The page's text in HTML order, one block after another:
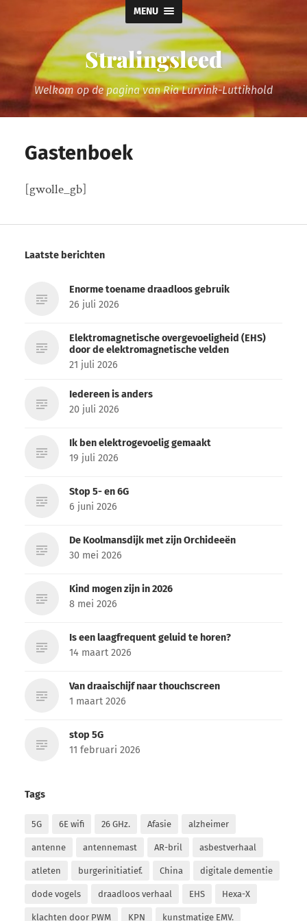
MENU
Stralingsleed
Welkom op de pagina van Ria Lurvink-Luttikhold
Gastenboek
[gwolle_gb]
Laatste berichten
Enorme toename draadloos gebruik
26 juli 2026
Elektromagnetische overgevoeligheid (EHS)
door de elektromagnetische velden
21 juli 2026
Iedereen is anders
20 juli 2026
Ik ben elektrogevoelig gemaakt
19 juli 2026
Stop 5- en 6G
6 juni 2026
De Koolmansdijk met zijn Orchideeën
30 mei 2026
Kind mogen zijn in 2026
8 mei 2026
Is een laagfrequent geluid te horen?
14 maart 2026
Van draaischijf naar thouchscreen
1 maart 2026
stop 5G
11 februari 2026
Tags
5G 6E wifi 26 GHz. Afasie alzheimer
antenne antennemast AR-bril asbestverhaal
atleten burgerinitiatief. China digitale dementie
dode vogels draadloos verhaal EHS Hexa-X
klachten door PWM KPN kunstmatige EMV.